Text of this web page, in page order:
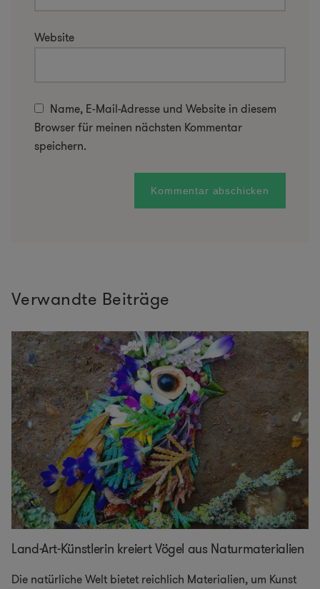
Website
Name, E-Mail-Adresse und Website in diesem
Browser für meinen nächsten Kommentar
speichern.
Verwandte Beiträge
Land-Art-Künstlerin kreiert Vögel aus Naturmaterialien
Die natürliche Welt bietet reichlich Materialien, um Kunst